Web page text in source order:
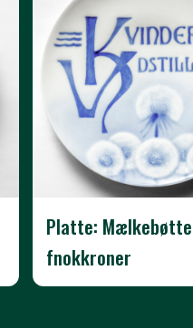
Platte: Mælkebøtte
fnokkroner